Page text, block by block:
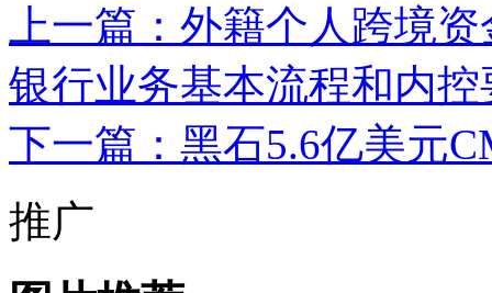
上一篇：外籍个人跨境
银行业务基本流程和内
下一篇：黑石5.6亿美元
推广